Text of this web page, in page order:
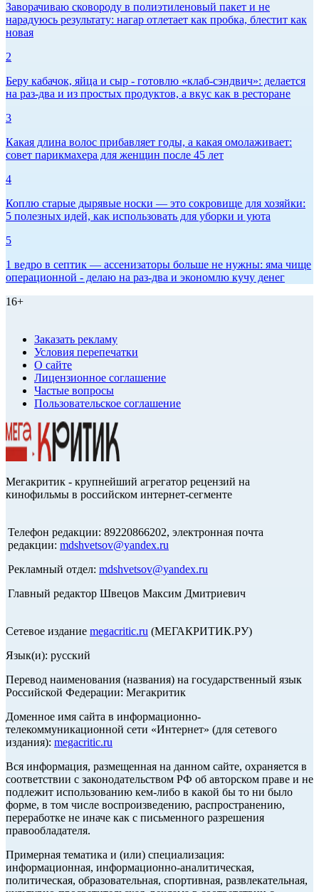
Заворачиваю сковороду в полиэтиленовый пакет и не
нарадуюсь результату: нагар отлетает как пробка, блестит как
новая
2
Беру кабачок, яйца и сыр - готовлю «клаб-сэндвич»: делается
на раз-два и из простых продуктов, а вкус как в ресторане
3
Какая длина волос прибавляет годы, а какая омолаживает:
совет парикмахера для женщин после 45 лет
4
Коплю старые дырявые носки — это сокровище для хозяйки:
5 полезных идей, как использовать для уборки и уюта
5
1 ведро в септик — ассенизаторы больше не нужны: яма чище
операционной - делаю на раз-два и экономлю кучу денег
16+
Заказать рекламу
Условия перепечатки
О сайте
Лицензионное соглашение
Частые вопросы
Пользовательское соглашение
Мегакритик - крупнейший агрегатор рецензий на
кинофильмы в российском интернет-сегменте
Телефон редакции: 89220866202, электронная почта
редакции: mdshvetsov@yandex.ru
Рекламный отдел: mdshvetsov@yandex.ru
Главный редактор Швецов Максим Дмитриевич
Сетевое издание megacritic.ru (МЕГАКРИТИК.РУ)
Язык(и): русский
Перевод наименования (названия) на государственный язык
Российской Федерации: Мегакритик
Доменное имя сайта в информационно-
телекоммуникационной сети «Интернет» (для сетевого
издания): megacritic.ru
Вся информация, размещенная на данном сайте, охраняется в
соответствии с законодательством РФ об авторском праве и не
подлежит использованию кем-либо в какой бы то ни было
форме, в том числе воспроизведению, распространению,
переработке не иначе как с письменного разрешения
правообладателя.
Примерная тематика и (или) специализация:
информационная, информационно-аналитическая,
политическая, образовательная, спортивная, развлекательная,